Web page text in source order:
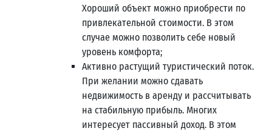
Хороший объект можно приобрести по
привлекательной стоимости. В этом
случае можно позволить себе новый
уровень комфорта;
Активно растущий туристический поток.
При желании можно сдавать
недвижимость в аренду и рассчитывать
на стабильную прибыль. Многих
интересует пассивный доход. В этом